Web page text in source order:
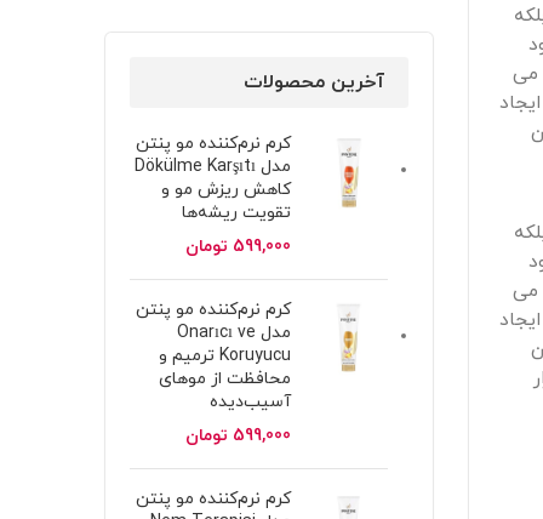
می
می
آخرین محصولات
کرم نرم‌کننده مو پنتن
مدل Dökülme Karşıtı
کاهش ریزش مو و
تقویت ریشه‌ها
599,000 تومان
کرم نرم‌کننده مو پنتن
مدل Onarıcı ve
Koruyucu ترمیم و
محافظت از موهای
آسیب‌دیده
599,000 تومان
کرم نرم‌کننده مو پنتن